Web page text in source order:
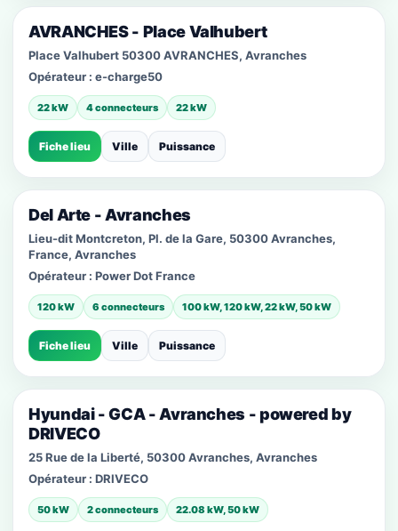
AVRANCHES - Place Valhubert
Place Valhubert 50300 AVRANCHES, Avranches
Opérateur : e-charge50
22 kW 4 connecteurs 22 kW
Fiche lieu Ville Puissance
Del Arte - Avranches
Lieu-dit Montcreton, Pl. de la Gare, 50300 Avranches,
France, Avranches
Opérateur : Power Dot France
120 kW 6 connecteurs 100 kW, 120 kW, 22 kW, 50 kW
Fiche lieu Ville Puissance
Hyundai - GCA - Avranches - powered by
DRIVECO
25 Rue de la Liberté, 50300 Avranches, Avranches
Opérateur : DRIVECO
50 kW 2 connecteurs 22.08 kW, 50 kW